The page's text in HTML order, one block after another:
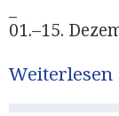
01.–15.
Weiterlesen